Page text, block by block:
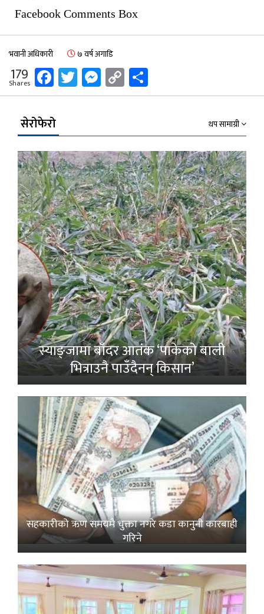
Facebook Comments Box
भवानी अधिकारी ७ वर्ष अगाडि
179
Shares Facebook
Twitter
Messenger
Copy
Link
सेरोफेरो थप सामाग्री
स्याङ्जामा बाँदर आतंक ‘पाकेको बाली
भित्राउनै पाउँदैनन् किसान’
सहकारीको ऋण समयमै चुक्ता नगरे कडा कानुनी कारबाही
गरिने